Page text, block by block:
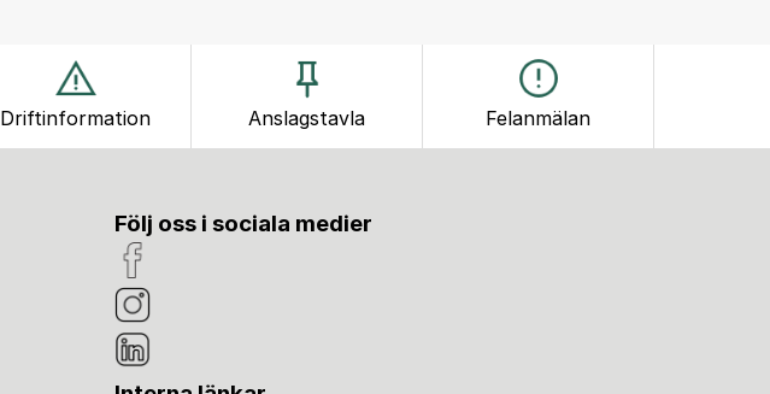
Driftinformation Anslagstavla Felanmälan
Följ oss i sociala medier